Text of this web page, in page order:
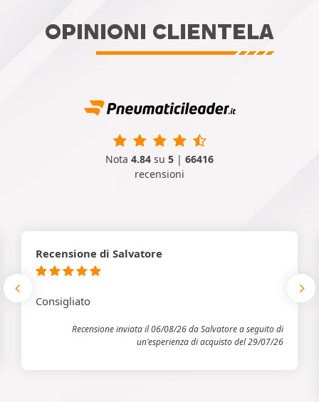
OPINIONI CLIENTELA
Nota 4.84 su 5 | 66416
recensioni
Recensione di Salvatore
Consigliato
Recensione inviata il 06/08/26 da Salvatore a seguito di
un'esperienza di acquisto del 29/07/26